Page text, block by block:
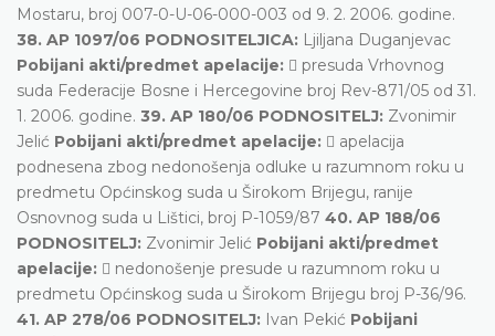
Mostaru, broj 007-0-U-06-000-003 od 9. 2. 2006. godine.
38. AP 1097/06 PODNOSITELJICA: Ljiljana Duganjevac
Pobijani akti/predmet apelacije:  presuda Vrhovnog
suda Federacije Bosne i Hercegovine broj Rev-871/05 od 31.
1. 2006. godine. 39. AP 180/06 PODNOSITELJ: Zvonimir
Jelić Pobijani akti/predmet apelacije:  apelacija
podnesena zbog nedonošenja odluke u razumnom roku u
predmetu Općinskog suda u Širokom Brijegu, ranije
Osnovnog suda u Lištici, broj P-1059/87 40. AP 188/06
PODNOSITELJ: Zvonimir Jelić Pobijani akti/predmet
apelacije:  nedonošenje presude u razumnom roku u
predmetu Općinskog suda u Širokom Brijegu broj P-36/96.
41. AP 278/06 PODNOSITELJ: Ivan Pekić Pobijani